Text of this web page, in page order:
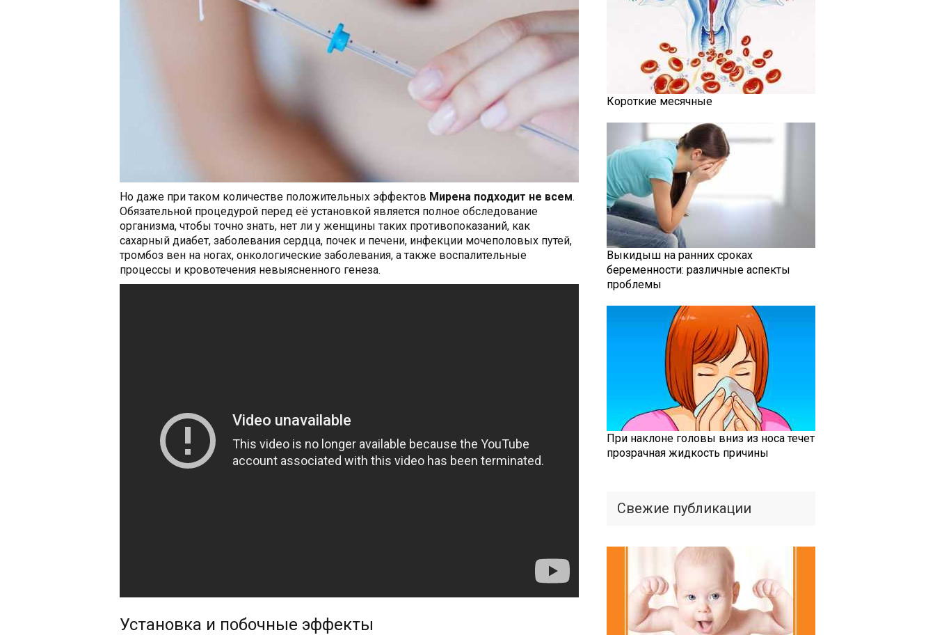
Но даже при таком количестве положительных эффектов Мирена подходит не всем.
Обязательной процедурой перед её установкой является полное обследование
организма, чтобы точно знать, нет ли у женщины таких противопоказаний, как
сахарный диабет, заболевания сердца, почек и печени, инфекции мочеполовых путей,
тромбоз вен на ногах, онкологические заболевания, а также воспалительные
процессы и кровотечения невыясненного генеза.
Установка и побочные эффекты
Короткие месячные
Выкидыш на ранних сроках
беременности: различные аспекты
проблемы
При наклоне головы вниз из носа течет
прозрачная жидкость причины
Свежие публикации